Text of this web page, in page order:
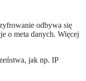
odbywa się
o meta danych. Więcej
jak np. IP